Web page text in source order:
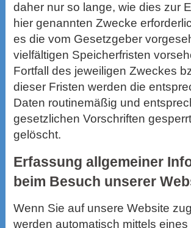
daher nur so lange, wie dies zur
hier genannten Zwecke
es die vom Gesetzgeber
vielfältigen Speicherfristen
Fortfall des jeweiligen Zweckes
dieser Fristen werden die
Daten routinemäßig und
gesetzlichen Vorschriften
gelöscht.
Erfassung allgemeiner
beim Besuch unserer
Wenn Sie auf unsere Website
werden automatisch mittels eines